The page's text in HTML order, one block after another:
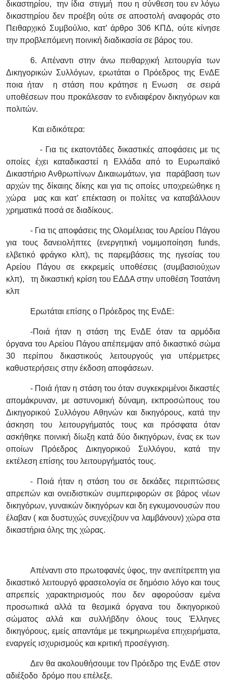
δικαστηρίου, την ίδια στιγμή που η σύνθεση του εν λόγω
δικαστηρίου δεν προέβη ούτε σε αποστολή αναφοράς στο
Πειθαρχικό Συμβούλιο, κατ’ άρθρο 306 ΚΠΔ, ούτε κίνησε
την προβλεπόμενη ποινική διαδικασία σε βάρος του.
6. Απέναντι στην άνω πειθαρχική λειτουργία των
Δικηγορικών Συλλόγων, ερωτάται ο Πρόεδρος της ΕνΔΕ
ποια ήταν η στάση που κράτησε η Ενωση σε σειρά
υποθέσεων που προκάλεσαν το ενδιαφέρον δικηγόρων και
πολιτών.
Και ειδικότερα:
- Για τις εκατοντάδες δικαστικές αποφάσεις με τις
οποίες έχει καταδικαστεί η Ελλάδα από το Ευρωπαϊκό
Δικαστήριο Ανθρωπίνων Δικαιωμάτων, για παράβαση των
αρχών της δίκαιης δίκης και για τις οποίες υποχρεώθηκε η
χώρα μας και κατ’ επέκταση οι πολίτες να καταβάλλουν
χρηματικά ποσά σε διαδίκους.
- Για τις αποφάσεις της Ολομέλειας του Αρείου Πάγου
για τους δανειολήπτες (ενεργητική νομιμοποίηση funds,
ελβετικό φράγκο κλπ), τις παρεμβάσεις της ηγεσίας του
Αρείου Πάγου σε εκκρεμείς υποθέσεις (συμβασιούχων
κλπ), τη δικαστική κρίση του ΕΔΔΑ στην υποθέση Τσατάνη
κλπ
Ερωτάται επίσης ο Πρόεδρος της ΕνΔΕ:
-Ποιά ήταν η στάση της ΕνΔΕ όταν τα αρμόδια
όργανα του Αρείου Πάγου απέπεμψαν από δικαστικό σώμα
30 περίπου δικαστικούς λειτουργούς για υπέρμετρες
καθυστερήσεις στην έκδοση αποφάσεων.
- Ποιά ήταν η στάση του όταν συγκεκριμένοι δικαστές
απομάκρυναν, με αστυνομική δύναμη, εκπροσώπους του
Δικηγορικού Συλλόγου Αθηνών και δικηγόρους, κατά την
άσκηση του λειτουργήματός τους και πρόσφατα όταν
ασκήθηκε ποινική δίωξη κατά δύο δικηγόρων, ένας εκ των
οποίων Πρόεδρος Δικηγορικού Συλλόγου, κατά την
εκτέλεση επίσης του λειτουργήματός τους.
- Ποιά ήταν η στάση του σε δεκάδες περιπτώσεις
απρεπών και ονειδιστικών συμπεριφορών σε βάρος νέων
δικηγόρων, γυναικών δικηγόρων και δη εγκυμονουσών που
έλαβαν ( και δυστυχώς συνεχίζουν να λαμβάνουν) χώρα στα
δικαστήρια όλης της χώρας.
Απέναντι στο πρωτοφανές ύφος, την ανεπίτρεπτη για
δικαστικό λειτουργό φρασεολογία σε δημόσιο λόγο και τους
απρεπείς χαρακτηρισμούς που δεν αφορούσαν εμένα
προσωπικά αλλά τα θεσμικά όργανα του δικηγορικού
σώματος αλλά και συλλήβδην όλους τους Έλληνες
δικηγόρους, εμείς απαντάμε με τεκμηριωμένα επιχειρήματα,
εναργείς ισχυρισμούς και κριτική προσέγγιση.
Δεν θα ακολουθήσουμε τον Πρόεδρο της ΕνΔΕ στον
αδιέξοδο δρόμο που επέλεξε.